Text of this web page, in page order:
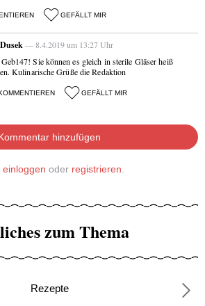
GEFÄLLT MIR
— 8.4.2019 um 13:27 Uhr
Sie können es gleich in sterile Gläser heiß
Kulinarische Grüße die Redaktion
GEFÄLLT MIR
hinzufügen
einloggen oder registrieren
zum Thema
Rezepte